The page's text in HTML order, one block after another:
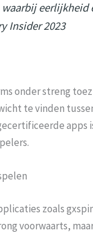
eerlijkheid
Insider 2023
onder streng
te vinden
apps
zoals
voorwaarts,